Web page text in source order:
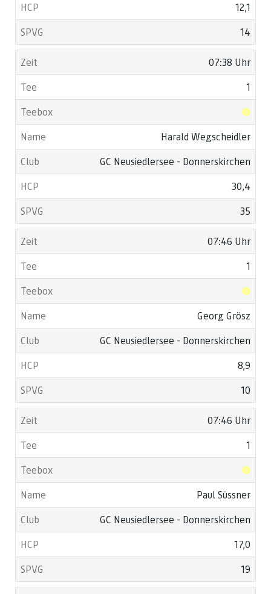
12,1
14
07:38 Uhr
1
Harald Wegscheidler
GC Neusiedlersee - Donnerskirchen
30,4
35
07:46 Uhr
1
Georg Grösz
GC Neusiedlersee - Donnerskirchen
8,9
10
07:46 Uhr
1
Paul Süssner
GC Neusiedlersee - Donnerskirchen
17,0
19